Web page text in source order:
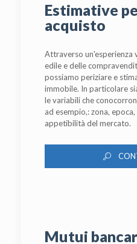
Estimative
acquisto
Attraverso un'esperienza
edile e delle
possiamo periziare e
immobile. In particolare
le variabili che
ad esempio,: zona,
appetibilità del mercato.
Mutui